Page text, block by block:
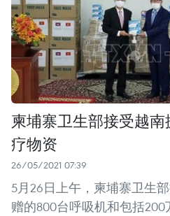
柬埔寨卫生部接受越
疗物资
26/05/2021 07:39
5月26日上午，柬埔寨卫生
赠的800台呼吸机和包括200